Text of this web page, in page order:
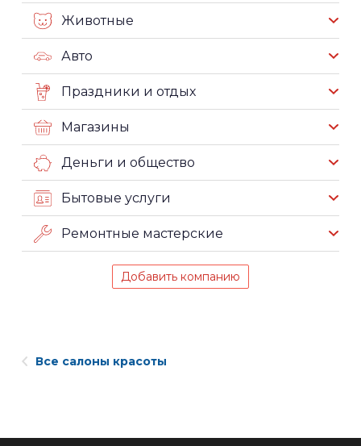
Животные
Авто
Праздники и отдых
Магазины
Деньги и общество
Бытовые услуги
Ремонтные мастерские
Добавить компанию
Все салоны красоты